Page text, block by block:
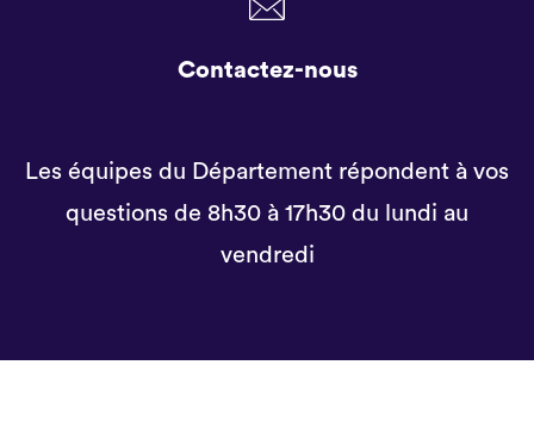
Contactez-nous
Les équipes du Département répondent à vos
questions de 8h30 à 17h30 du lundi au
vendredi